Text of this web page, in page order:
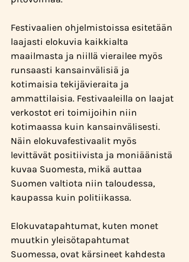
Festivaalien ohjelmistoissa esitetään
laajasti elokuvia kaikkialta
maailmasta ja niillä vierailee myös
runsaasti kansainvälisiä ja
kotimaisia tekijävieraita ja
ammattilaisia. Festivaaleilla on laajat
verkostot eri toimijoihin niin
kotimaassa kuin kansainvälisesti.
Näin elokuvafestivaalit myös
levittävät positiivista ja moniäänistä
kuvaa Suomesta, mikä auttaa
Suomen valtiota niin taloudessa,
kaupassa kuin politiikassa.
Elokuvatapahtumat, kuten monet
muutkin yleisötapahtumat
Suomessa, ovat kärsineet kahdesta